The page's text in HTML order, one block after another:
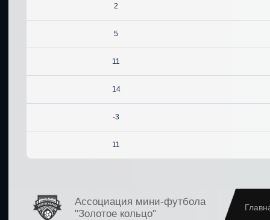
2
5
11
14
-3
11
Ассоциация мини-футбола
"Золотое кольцо"